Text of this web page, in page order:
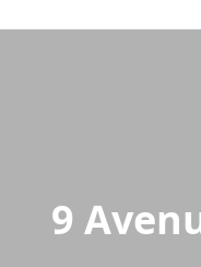
9